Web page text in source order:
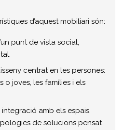
d’aquest mobiliari són:
punt de vista social,
centrat en les persones:
o joves, les famílies i els
amb els espais,
de solucions pensat